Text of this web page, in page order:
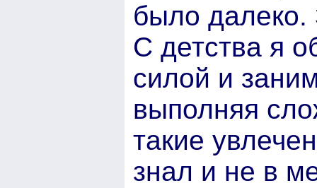
было далеко.
С детства я
силой и
выполняя
такие
знал и не в